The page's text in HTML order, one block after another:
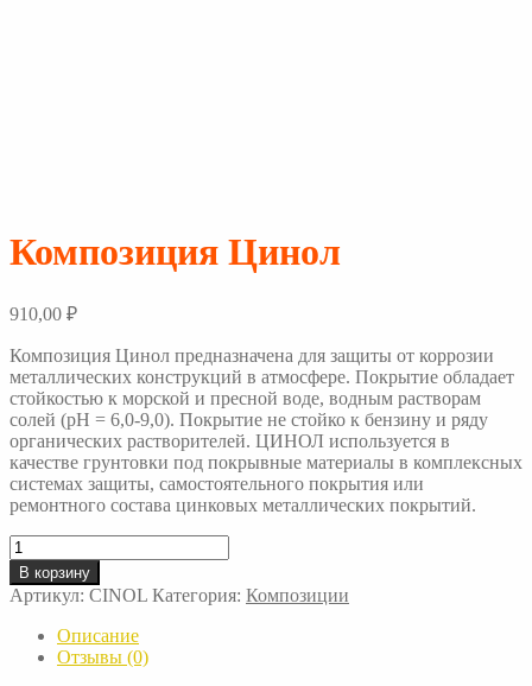
Композиция Цинол
910,00 ₽
Композиция Цинол предназначена для защиты от коррозии
металлических конструкций в атмосфере. Покрытие обладает
стойкостью к морской и пресной воде, водным растворам
солей (pH = 6,0-9,0). Покрытие не стойко к бензину и ряду
органических растворителей. ЦИНОЛ используется в
качестве грунтовки под покрывные материалы в комплексных
системах защиты, самостоятельного покрытия или
ремонтного состава цинковых металлических покрытий.
Количество
товара
Композиция
Цинол
В корзину
Артикул: CINOL Категория: Композиции
Описание
Отзывы (0)